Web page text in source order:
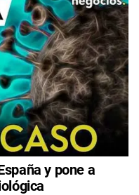
y pone a